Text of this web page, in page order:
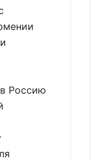
Россию